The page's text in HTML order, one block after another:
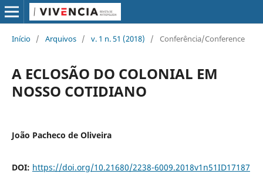
Início / Arquivos / v. 1 n. 51 (2018) / Conferência/Conference
A ECLOSÃO DO COLONIAL EM
NOSSO COTIDIANO
João Pacheco de Oliveira
DOI: https://doi.org/10.21680/2238-6009.2018v1n51ID17187